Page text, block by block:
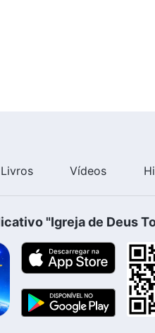
Livros Vídeos
"Igreja de Deus